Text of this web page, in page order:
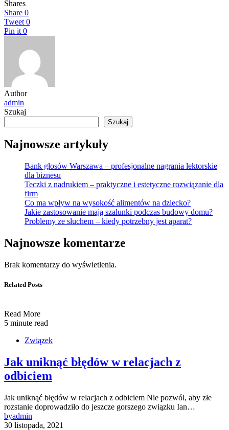
Shares
Share 0
Tweet 0
Pin it 0
Author
admin
Szukaj
Szukaj
Najnowsze artykuły
Bank głosów Warszawa – profesjonalne nagrania lektorskie
dla biznesu
Teczki z nadrukiem – praktyczne i estetyczne rozwiązanie dla
firm
Co ma wpływ na wysokość alimentów na dziecko?
Jakie zastosowanie mają szalunki podczas budowy domu?
Problemy ze słuchem – kiedy potrzebny jest aparat?
Najnowsze komentarze
Brak komentarzy do wyświetlenia.
Related Posts
Read More
5 minute read
Związek
Jak uniknąć błędów w relacjach z
odbiciem
Jak uniknąć błędów w relacjach z odbiciem Nie pozwól, aby złe
rozstanie doprowadziło do jeszcze gorszego związku Ian…
byadmin
30 listopada, 2021